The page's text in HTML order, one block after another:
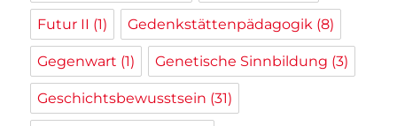
Futur II (1) Gedenkstättenpädagogik (8)
Gegenwart (1) Genetische Sinnbildung (3)
Geschichtsbewusstsein (31)